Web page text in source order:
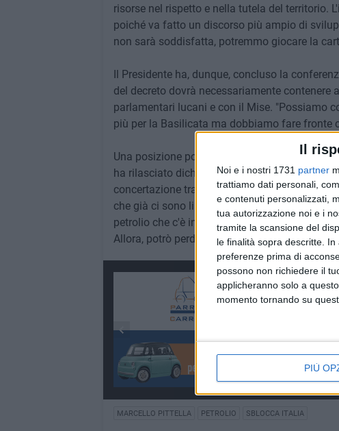
Il
Noi e i nostri 1731 partner
trattiamo dati personali,
e contenuti personalizzati,
tua autorizzazione noi e i
tramite la scansione del
le finalità sopra descritte.
preferenze prima di
possono non richiedere il
applicheranno solo a
momento tornando su
PIÙ
risorse nel rispetto e nella tutela del territorio.
poiché va fatto un discorso più ampio di
non sarà soddisfatta, potremmo giocare la
Il Presidente ha, dunque, concluso la
del decreto dovrà necessariamente
parlamentari lucani e con il Mise. "Possiamo
più per la Basilicata ma dobbiamo fare fronte
Una posizione poco propensa al dialogo,
ha rilasciato dichiarazioni con toni alquanto
concertazione tra le parti: "Lo Sblocca Italia
che già ci sono li dobbiamo spendere. Siamo
petrolio che c'è in Basilicata e Sicilia. Io la
Allora, potrò perdere qualche voto, ma lo
MARCELLO PITTELLA PETROLIO SBLOCCA ITALIA